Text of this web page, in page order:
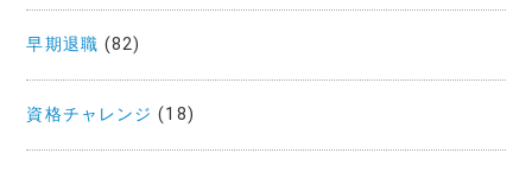
早期退職 (82)
資格チャレンジ (18)